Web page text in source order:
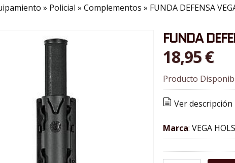
» Policial » Complementos » FUNDA DEFENSA
FUNDA
18,95 €
Producto
Ver descripción
Marca: VEGA